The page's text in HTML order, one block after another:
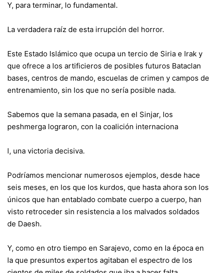
Y, para terminar, lo fundamental.
La verdadera raíz de esta irrupción del horror.
Este Estado Islámico que ocupa un tercio de Siria e Irak y
que ofrece a los artificieros de posibles futuros Bataclan
bases, centros de mando, escuelas de crimen y campos de
entrenamiento, sin los que no sería posible nada.
Sabemos que la semana pasada, en el Sinjar, los
peshmerga lograron, con la coalición internaciona
l, una victoria decisiva.
Podríamos mencionar numerosos ejemplos, desde hace
seis meses, en los que los kurdos, que hasta ahora son los
únicos que han entablado combate cuerpo a cuerpo, han
visto retroceder sin resistencia a los malvados soldados
de Daesh.
Y, como en otro tiempo en Sarajevo, como en la época en
la que presuntos expertos agitaban el espectro de los